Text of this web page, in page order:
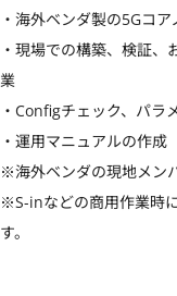
・海外ベンダ製の5Gコ
・現場での構築、検証
業
・Configチェック、パラ
・運用マニュアルの作成
※海外ベンダの現地メン
※S-inなどの商用作業時
す。